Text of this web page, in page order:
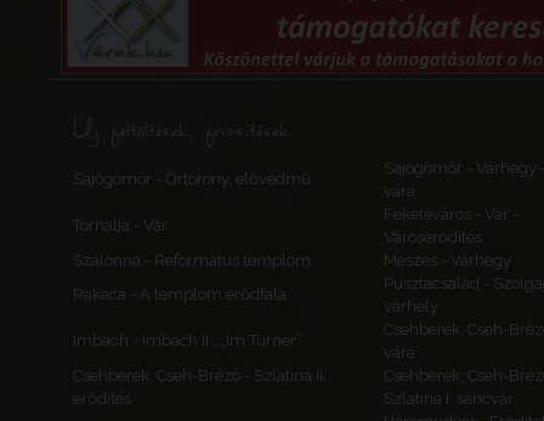
Új feltöltések, frissítések
Sajógömör - Őrtorony, elővédmű
Sajógömör - Várhegy
vára
Tornalja - Vár
Feketeváros - Vár -
Városerődítés
Szalonna - Református templom
Meszes - Várhegy
Rakaca - A templom erődfala
Pusztacsalád -
várhely
Imbach - Imbach II., „Im Turner”
Csehberek, Cseh-
vára
Csehberek, Cseh-Brézó - Szlatina II.
erődítés
Csehberek, Cseh-
Szlatina I. sáncvár